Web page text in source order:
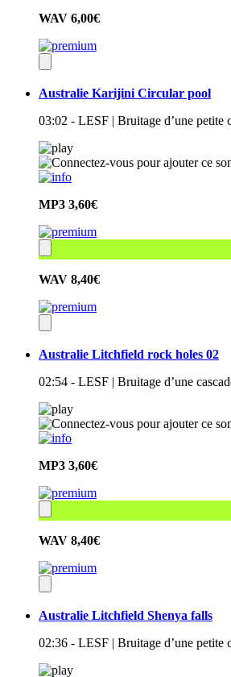
WAV 6,00€
Australie Karijini Circular pool
03:02 - LESF | Bruitage d’une petite
MP3 3,60€
WAV 8,40€
Australie Litchfield rock holes 02
02:54 - LESF | Bruitage d’une
MP3 3,60€
WAV 8,40€
Australie Litchfield Shenya falls
02:36 - LESF | Bruitage d’une petite